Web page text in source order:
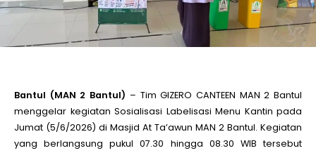
Bantul (MAN 2 Bantul) – Tim GIZERO CANTEEN MAN 2 Bantul
menggelar kegiatan Sosialisasi Labelisasi Menu Kantin pada
Jumat (5/6/2026) di Masjid At Ta’awun MAN 2 Bantul. Kegiatan
yang berlangsung pukul 07.30 hingga 08.30 WIB tersebut